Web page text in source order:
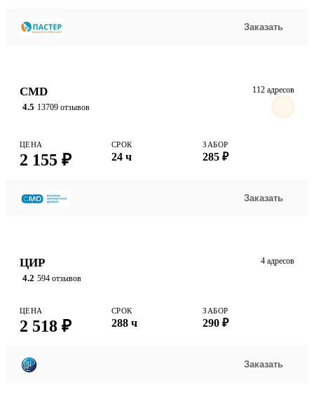
Заказать
CMD
4.5 13709 отзывов
112 адресов
ЦЕНА
2 155 ₽
СРОК
24 ч
ЗАБОР
285 ₽
Заказать
ЦИР
4.2 594 отзывов
4 адресов
ЦЕНА
2 518 ₽
СРОК
288 ч
ЗАБОР
290 ₽
Заказать